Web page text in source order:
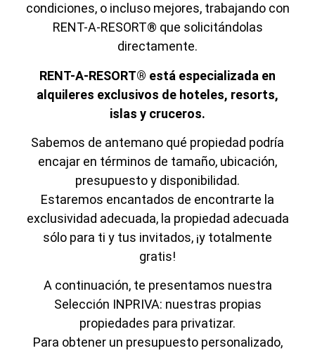
condiciones, o incluso mejores, trabajando con
RENT-A-RESORT® que solicitándolas
directamente.
RENT-A-RESORT® está especializada en
alquileres exclusivos de hoteles, resorts,
islas y cruceros.
Sabemos de antemano qué propiedad podría
encajar en términos de tamaño, ubicación,
presupuesto y disponibilidad.
Estaremos encantados de encontrarte la
exclusividad adecuada, la propiedad adecuada
sólo para ti y tus invitados, ¡y totalmente
gratis!
A continuación, te presentamos nuestra
Selección INPRIVA: nuestras propias
propiedades para privatizar.
Para obtener un presupuesto personalizado,